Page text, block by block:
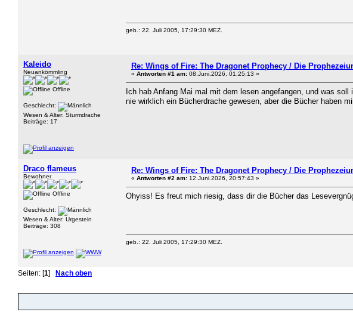
geb.: 22. Juli 2005, 17:29:30 MEZ.
Kaleido
Neuankömmling
Offline
Geschlecht:
Wesen & Alter: Sturmdrache
Beiträge: 17
Re: Wings of Fire: The Dragonet Prophecy / Die
« Antworten #1 am: 08.Juni.2026, 01:25:13 »
Ich hab Anfang Mai mal mit dem lesen angefangen, und was
nie wirklich ein Bücherdrache gewesen, aber die Bücher haben
Draco flameus
Bewohner
Offline
Geschlecht:
Wesen & Alter: Urgestein
Beiträge: 308
Re: Wings of Fire: The Dragonet Prophecy / Die
« Antworten #2 am: 12.Juni.2026, 20:57:43 »
Ohyiss! Es freut mich riesig, dass dir die Bücher das
geb.: 22. Juli 2005, 17:29:30 MEZ.
Seiten: [1] Nach oben